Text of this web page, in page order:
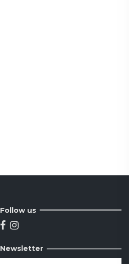
Follow us
Newsletter